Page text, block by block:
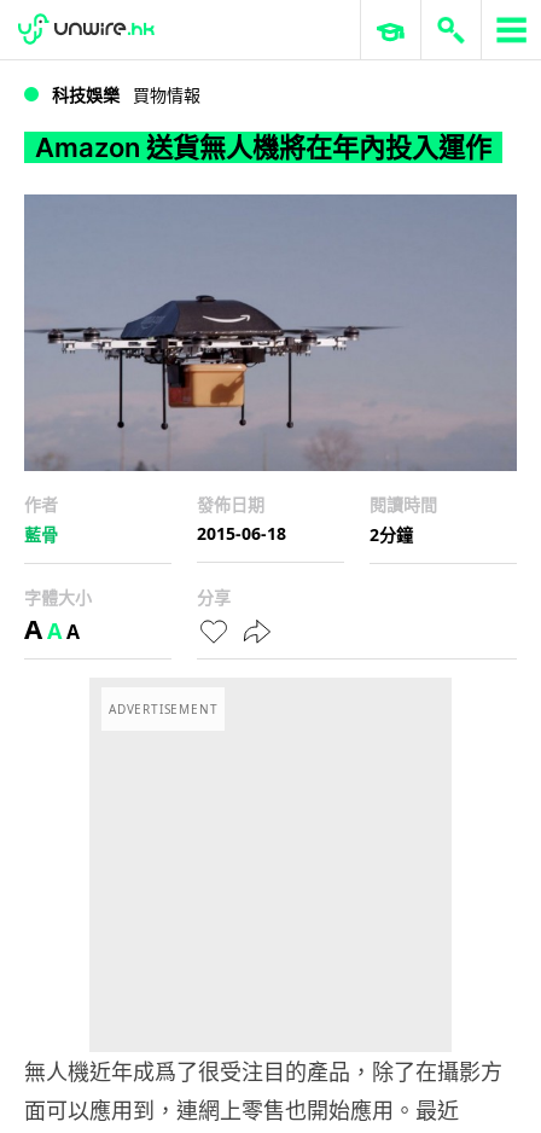
Amazon 送貨無人機將在年內投入運作
WWDC 2026 ERP 與商業 AI
科技娛樂 買物情報
Amazon 送貨無人機將在年內投入運作
作者
藍骨
發佈日期
2015-06-18
閱讀時間
2分鐘
字體大小
AAA
分享
ADVERTISEMENT
無人機近年成爲了很受注目的產品，除了在攝影方
面可以應用到，連網上零售也開始應用。最近